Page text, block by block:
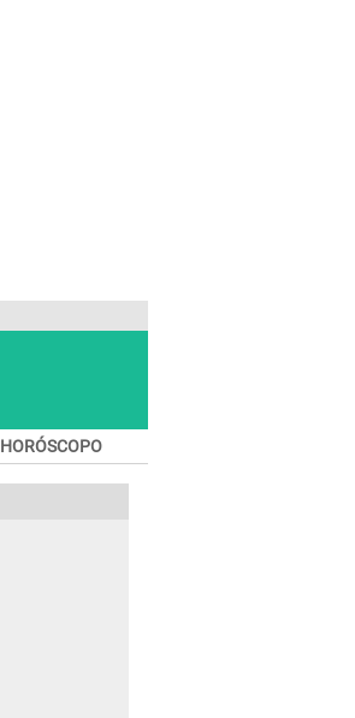
HORÓSCOPO